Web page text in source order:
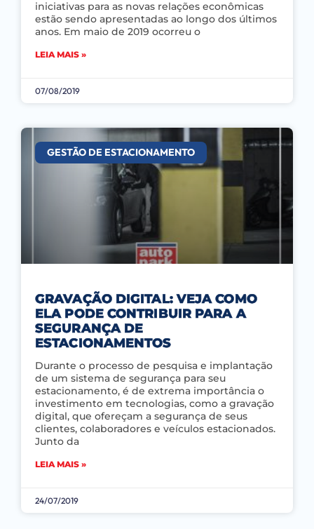
iniciativas para as novas relações econômicas
estão sendo apresentadas ao longo dos últimos
anos. Em maio de 2019 ocorreu o
LEIA MAIS »
07/08/2019
GESTÃO DE ESTACIONAMENTO
GRAVAÇÃO DIGITAL: VEJA COMO
ELA PODE CONTRIBUIR PARA A
SEGURANÇA DE
ESTACIONAMENTOS
Durante o processo de pesquisa e implantação
de um sistema de segurança para seu
estacionamento, é de extrema importância o
investimento em tecnologias, como a gravação
digital, que ofereçam a segurança de seus
clientes, colaboradores e veículos estacionados.
Junto da
LEIA MAIS »
24/07/2019